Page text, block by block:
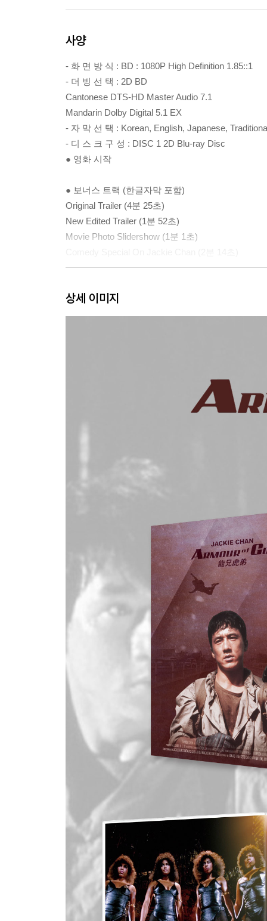
사양
- 화 면 방 식 : BD : 1080P High Definition 1.85::1
- 더 빙 선 택 : 2D BD
Cantonese DTS-HD Master Audio 7.1
Mandarin Dolby Digital 5.1 EX
- 자 막 선 택 : Korean, English, Japanese,
- 디 스 크 구 성 : DISC 1 2D Blu-ray Disc
● 영화 시작
● 보너스 트랙 (한글자막 포함)
Original Trailer (4분 25초)
New Edited Trailer (1분 52초)
Movie Photo Slidershow (1분 1초)
● 설정
상세 이미지